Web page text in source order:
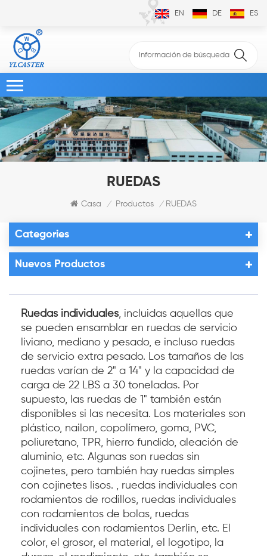
EN DE ES
RUEDAS
Casa / Productos / RUEDAS
Categories
Nuevos Productos
Ruedas individuales, incluidas aquellas que
se pueden ensamblar en ruedas de servicio
liviano, mediano y pesado, e incluso ruedas
de servicio extra pesado. Los tamaños de las
ruedas varían de 2" a 14" y la capacidad de
carga de 22 LBS a 30 toneladas. Por
supuesto, las ruedas de 1" también están
disponibles si las necesita. Los materiales son
plástico, nailon, copolímero, goma, PVC,
poliuretano, TPR, hierro fundido, aleación de
aluminio, etc. Algunas son ruedas sin
cojinetes, pero también hay ruedas simples
con cojinetes lisos. , ruedas individuales con
rodamientos de rodillos, ruedas individuales
con rodamientos de bolas, ruedas
individuales con rodamientos Derlin, etc. El
color, el grosor, el material, el logotipo, la